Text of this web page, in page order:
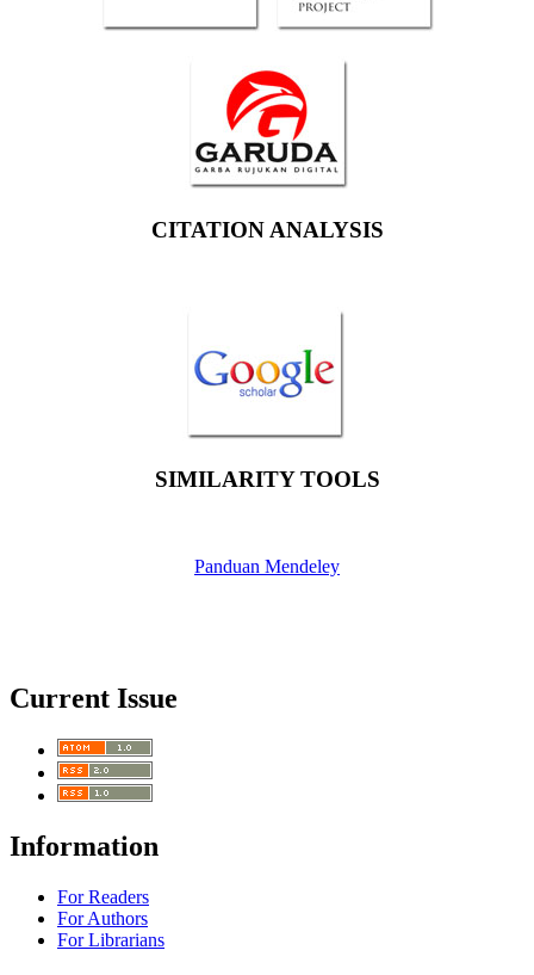
CITATION ANALYSIS
SIMILARITY TOOLS
Panduan Mendeley
Current Issue
Information
For Readers
For Authors
For Librarians